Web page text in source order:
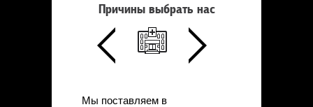
Причины выбрать нас
Мы поставляем в